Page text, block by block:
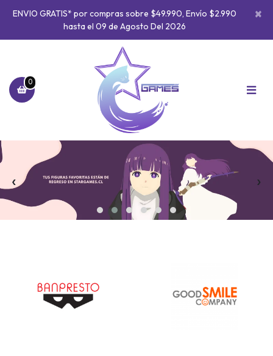
ENVIO GRATIS* por compras sobre $49.990, Envío $2.990
hasta el 09 de Agosto Del 2026
×
0
‹ ›